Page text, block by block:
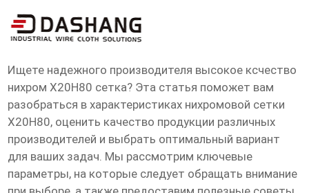
высокое ксчество нихром Х20Н80
сетка Производители
Ищете надежного производителя высокое ксчество
нихром Х20Н80 сетка? Эта статья поможет вам
разобраться в характеристиках нихромовой сетки
Х20Н80, оценить качество продукции различных
производителей и выбрать оптимальный вариант
для ваших задач. Мы рассмотрим ключевые
параметры, на которые следует обращать внимание